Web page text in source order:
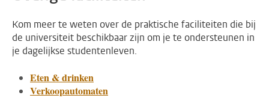
Kom meer te weten over de praktische faciliteiten die bij
de universiteit beschikbaar zijn om je te ondersteunen in
je dagelijkse studentenleven.
Eten & drinken
Verkoopautomaten